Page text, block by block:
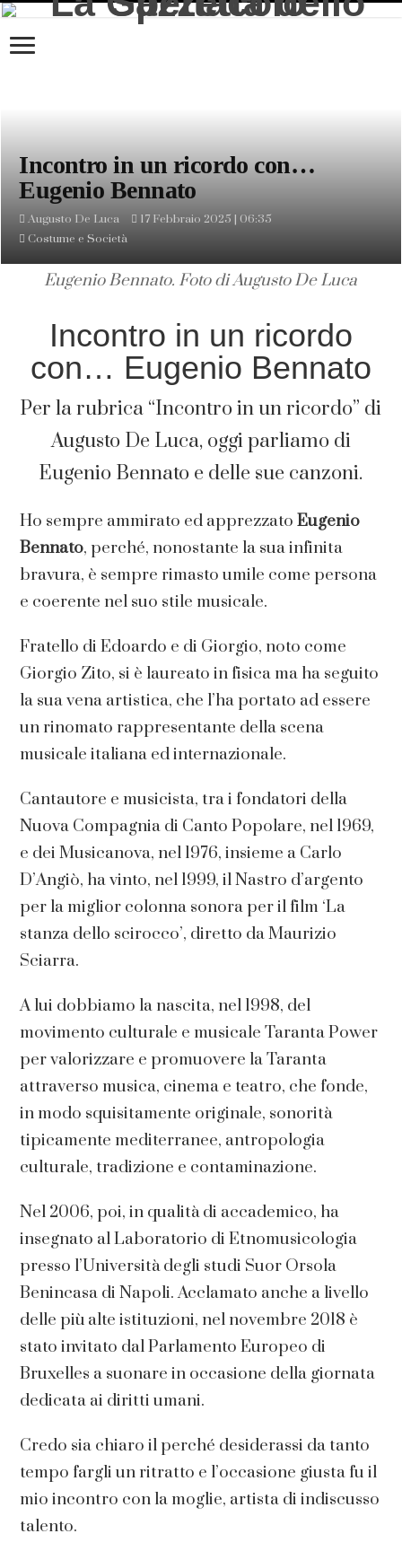
Incontro in un ricordo con…
Eugenio Bennato
Augusto De Luca
17 Febbraio 2025 | 06:35
Costume e Società
Eugenio Bennato. Foto di Augusto De Luca
Incontro in un ricordo
con… Eugenio Bennato
Per la rubrica “Incontro in un ricordo” di
Augusto De Luca, oggi parliamo di
Eugenio Bennato e delle sue canzoni.
Ho sempre ammirato ed apprezzatoEugenio
Bennato, perché, nonostante la sua infinita
bravura, è sempre rimasto umile come persona
e coerente nel suo stile musicale.
Fratello di Edoardo e di Giorgio, noto come
Giorgio Zito, si è laureato in fisica ma ha seguito
la sua vena artistica, che l’ha portato ad essere
un rinomato rappresentante della scena
musicale italiana ed internazionale.
Cantautore e musicista, tra i fondatori della
Nuova Compagnia di Canto Popolare, nel 1969,
e dei Musicanova, nel 1976, insieme a Carlo
D’Angiò, ha vinto, nel 1999, il Nastro d’argento
per la miglior colonna sonora per il film ‘La
stanza dello scirocco’, diretto da Maurizio
Sciarra.
A lui dobbiamo la nascita, nel 1998, del
movimento culturale e musicale Taranta Power
per valorizzare e promuovere la Taranta
attraverso musica, cinema e teatro, che fonde,
in modo squisitamente originale, sonorità
tipicamente mediterranee, antropologia
culturale, tradizione e contaminazione.
Nel 2006, poi, in qualità di accademico, ha
insegnato al Laboratorio di Etnomusicologia
presso l’Università degli studi Suor Orsola
Benincasa di Napoli. Acclamato anche a livello
delle più alte istituzioni, nel novembre 2018 è
stato invitato dal Parlamento Europeo di
Bruxelles a suonare in occasione della giornata
dedicata ai diritti umani.
Credo sia chiaro il perché desiderassi da tanto
tempo fargli un ritratto e l’occasione giusta fu il
mio incontro con la moglie, artista di indiscusso
talento.